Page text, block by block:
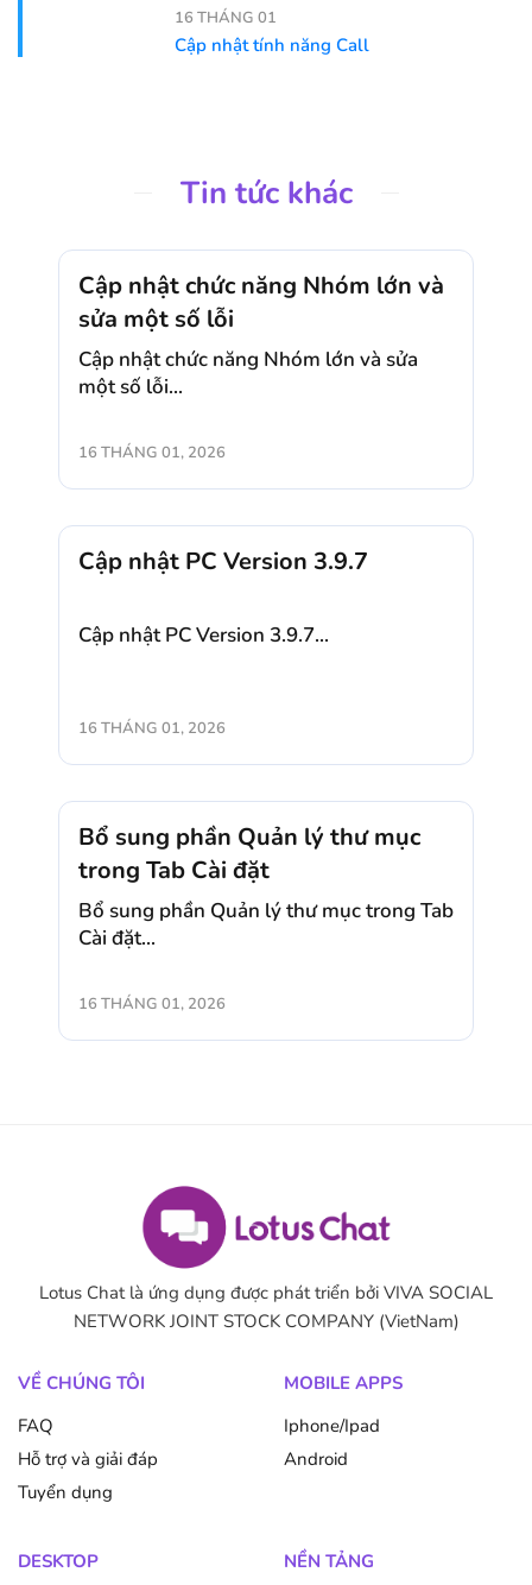
16 THÁNG 01
Cập nhật tính năng Call
Tin tức khác
Cập nhật chức năng Nhóm lớn và
sửa một số lỗi
Cập nhật chức năng Nhóm lớn và sửa
một số lỗi...
16 THÁNG 01, 2026
Cập nhật PC Version 3.9.7
Cập nhật PC Version 3.9.7...
16 THÁNG 01, 2026
Bổ sung phần Quản lý thư mục
trong Tab Cài đặt
Bổ sung phần Quản lý thư mục trong Tab
Cài đặt...
16 THÁNG 01, 2026
Lotus Chat là ứng dụng được phát triển bởi VIVA SOCIAL
NETWORK JOINT STOCK COMPANY (VietNam)
VỀ CHÚNG TÔI
FAQ
Hỗ trợ và giải đáp
Tuyển dụng
MOBILE APPS
Iphone/Ipad
Android
DESKTOP NỀN TẢNG